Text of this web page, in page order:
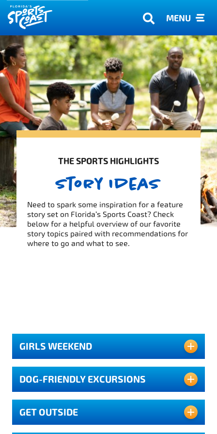
MENU
THE SPORTS HIGHLIGHTS
Story Ideas
Need to spark some inspiration for a feature
story set on Florida’s Sports Coast? Check
below for a helpful overview of our favorite
story topics paired with recommendations for
where to go and what to see.
GIRLS WEEKEND
Lorem ipsum dolor sit amet,
consectetur adipiscing elit,
DOG-FRIENDLY EXCURSIONS
Lorem ipsum dolor sit amet,
consectetur adipiscing elit,
GET OUTSIDE